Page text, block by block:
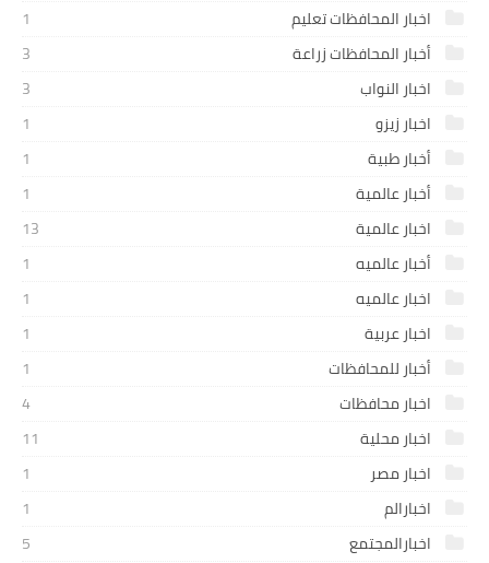
اخبار المحافظات تعليم
1
أخبار المحافظات زراعة
3
اخبار النواب
3
اخبار زيزو
1
أخبار طبية
1
أخبار عالمية
1
اخبار عالمية
13
أخبار عالميه
1
اخبار عالميه
1
اخبار عربية
1
أخبار للمحافظات
1
اخبار محافظات
4
اخبار محلية
11
اخبار مصر
1
اخبارالم
1
اخبارالمجتمع
5